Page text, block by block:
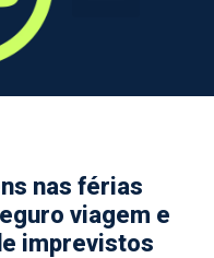
nas férias
viagem e
imprevistos